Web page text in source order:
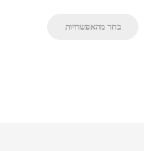
בחר מהאפשרויות